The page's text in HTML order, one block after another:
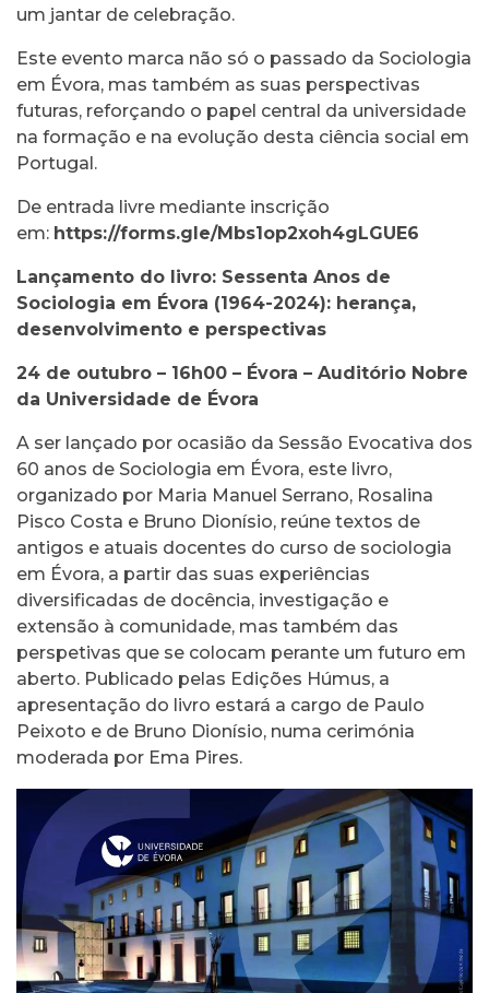
um jantar de celebração.
Este evento marca não só o passado da Sociologia
em Évora, mas também as suas perspectivas
futuras, reforçando o papel central da universidade
na formação e na evolução desta ciência social em
Portugal.
De entrada livre mediante inscrição
em: https://forms.gle/Mbs1op2xoh4gLGUE6
Lançamento do livro: Sessenta Anos de
Sociologia em Évora (1964-2024): herança,
desenvolvimento e perspectivas
24 de outubro – 16h00 – Évora – Auditório Nobre
da Universidade de Évora
A ser lançado por ocasião da Sessão Evocativa dos
60 anos de Sociologia em Évora, este livro,
organizado por Maria Manuel Serrano, Rosalina
Pisco Costa e Bruno Dionísio, reúne textos de
antigos e atuais docentes do curso de sociologia
em Évora, a partir das suas experiências
diversificadas de docência, investigação e
extensão à comunidade, mas também das
perspetivas que se colocam perante um futuro em
aberto. Publicado pelas Edições Húmus, a
apresentação do livro estará a cargo de Paulo
Peixoto e de Bruno Dionísio, numa cerimónia
moderada por Ema Pires.